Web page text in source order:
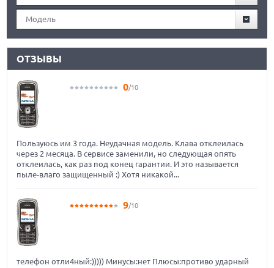
Модель
ОТЗЫВЫ
0/10
Пользуюсь им 3 года. Неудачная модель. Клава отклеилась
через 2 месяца. В сервисе заменили, но следующая опять
отклеилась, как раз под конец гарантии. И это называется
пыле-влаго защищенный :) Хотя никакой...
9/10
телефон отли4ный:))))) Минусы:нет Плюсы:противо ударный